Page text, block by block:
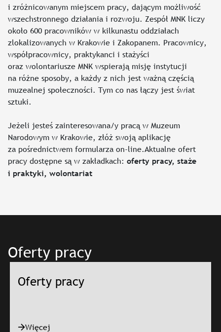
i zróżnicowanym miejscem pracy, dającym możliwość
wszechstronnego działania i rozwoju. Zespół MNK liczy
około 600 pracowników w kilkunastu oddziałach
zlokalizowanych w Krakowie i Zakopanem. Pracownicy,
współpracownicy, praktykanci i stażyści
oraz wolontariusze MNK wspierają misję instytucji
na różne sposoby, a każdy z nich jest ważną częścią
muzealnej społeczności. Tym co nas łączy jest świat
sztuki.
Jeżeli jesteś zainteresowana/y pracą w Muzeum
Narodowym w Krakowie, złóż swoją aplikację
za pośrednictwem formularza on-line.Aktualne ofert
pracy dostępne są w zakładkach: oferty pracy, staże
i praktyki, wolontariat
Oferty pracy
Oferty pracy
Więcej